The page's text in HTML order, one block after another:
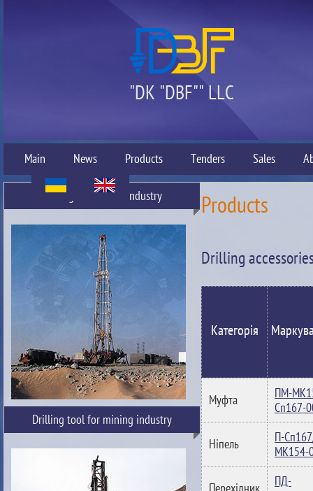
"DK "DBF"" LLC
Main News Products Tenders Sales
Drilling tool for oil industry
Drilling tool for mining industry
Products
Drilling
Категорія
Муфта
ПМ-
Сп167-
Ніпель
П-
МК154-
ПД-